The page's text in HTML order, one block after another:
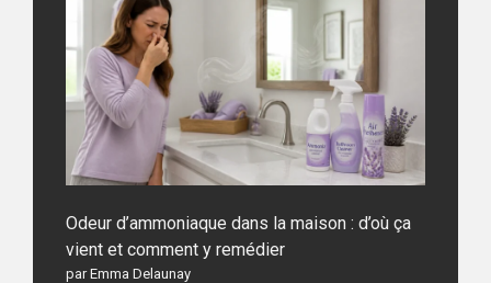
Odeur d’ammoniaque dans la maison : d’où ça
vient et comment y remédier
par Emma Delaunay